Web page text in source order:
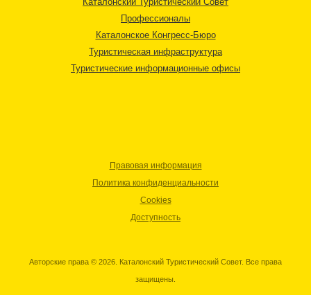
Профессионалы
Каталонское Конгресс-Бюро
Туристическая инфраструктура
Туристические информационные офисы
Правовая информация
Политика конфиденциальности
Cookies
Доступность
Авторские права © 2026. Каталонский Туристический Совет. Все права
защищены.